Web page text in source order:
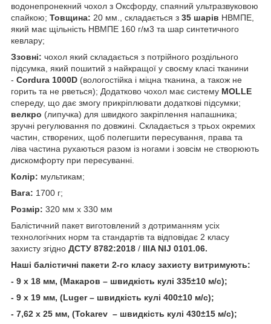
водонепронекний чохол з Оксфорду, спаяний ультразвуковою
спайкою; Товщина: 20 мм., складається з 35 шарів НВМПЕ,
який має щільність НВМПЕ 160 г/м3 та шар синтетичного
кевлару;
Ззовні: чохол який складається з потрійного роздільного
підсумка, який пошитий з найкращої у своєму класі тканини
- Cordura 1000D (вологостійка і міцна тканина, а також не
горить та не рветься); Додатково чохол має систему МOLLE
спереду, що дає змогу прикріплювати додаткові підсумки;
велкро (липучка) для швидкого закріплення напашника;
зручні регулювання по довжині. Складається з трьох окремих
частин, створених, щоб полегшити пересування, права та
ліва частина рухаються разом із ногами і зовсім не створюють
дискомфорту при пересуванні.
Колір: мультикам;
Вага: 1700 г;
Розмір: 320 мм x 330 мм
Балістичний пакет виготовлений з дотриманням усіх
технологічних норм та стандартів та відповідає 2 класу
захисту згідно ДСТУ 8782:2018 / IIIA NIJ 0101.06.
Наші балістичні пакети 2-го класу захисту витримують:
- 9 х 18 мм, (Макаров – швидкість кулі 335±10 м/c);
- 9 х 19 мм, (Luger – швидкість кулі 400±10 м/c);
- 7,62 х 25 мм, (Tokarev – швидкість кулі 430±15 м/c);